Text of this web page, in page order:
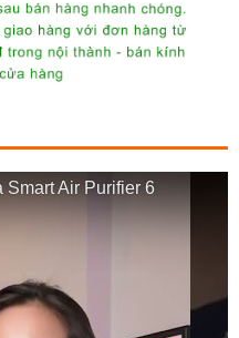
Smart Air Purifier 6